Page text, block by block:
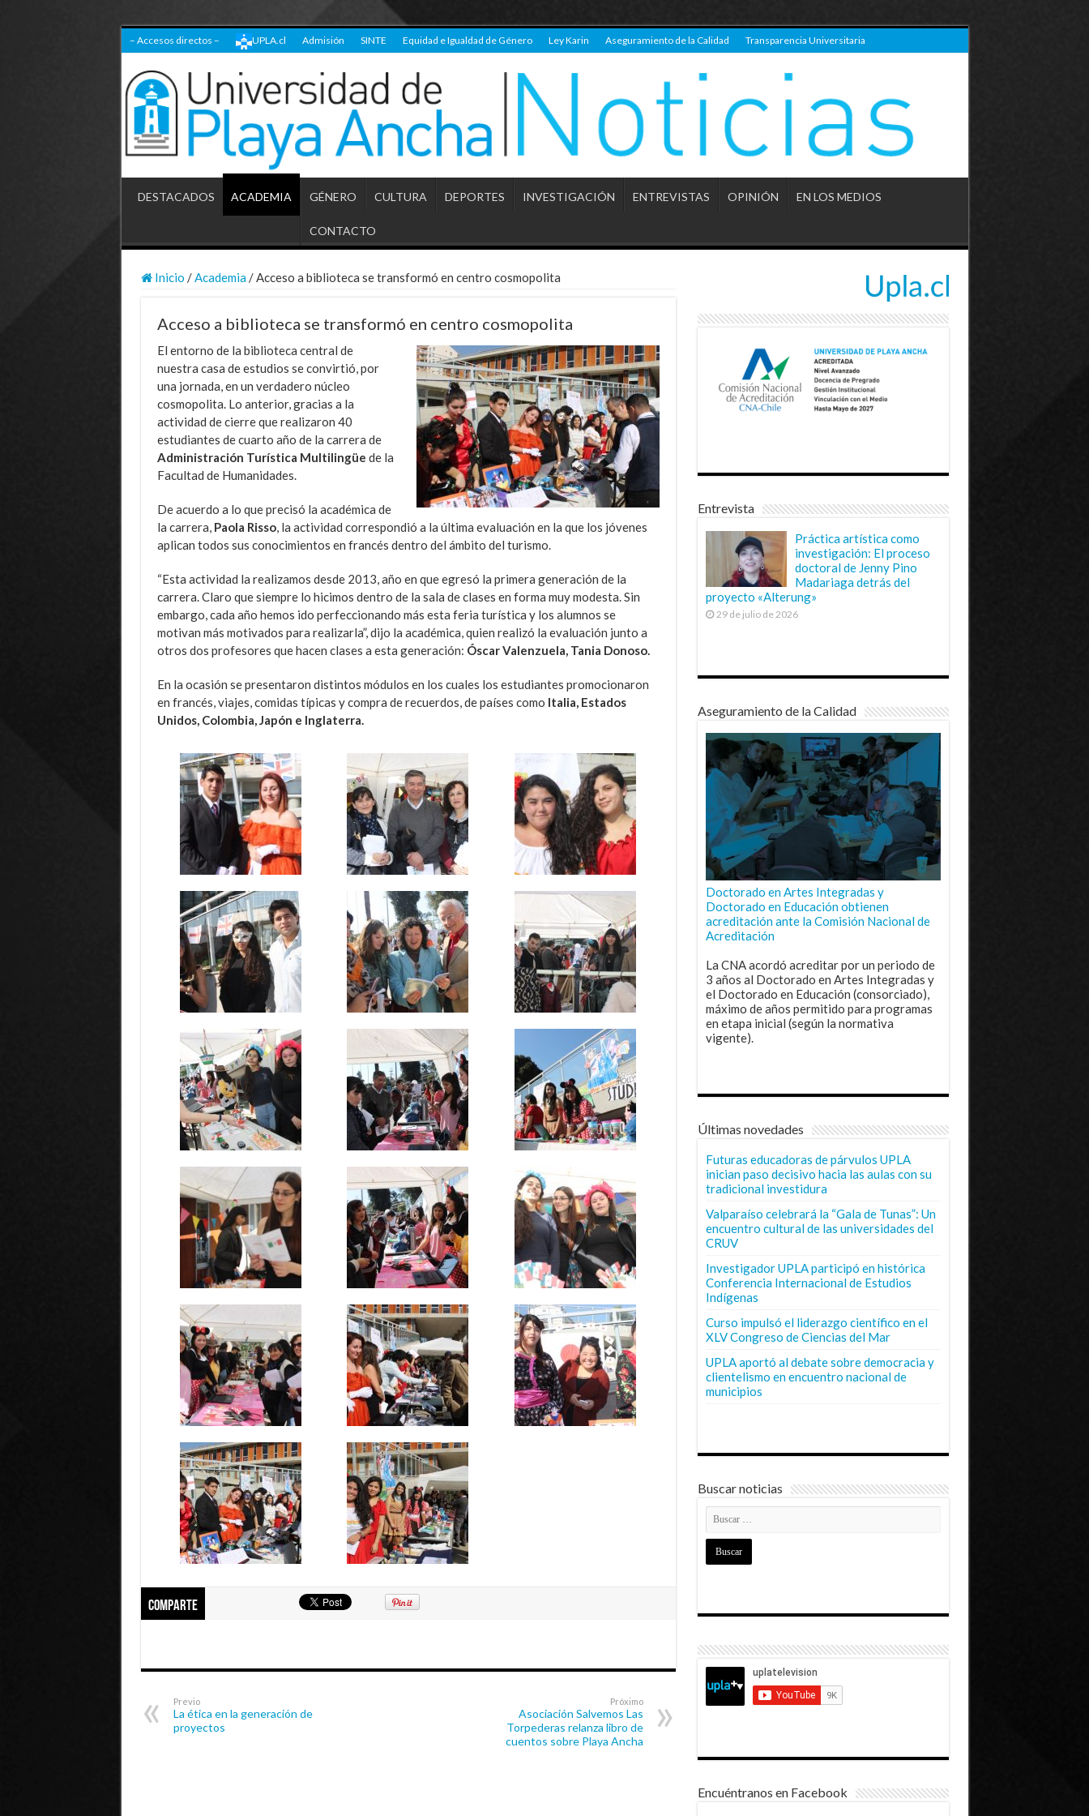
– Accesos directos – UPLA.cl Admisión SINTE Equidad e Igualdad de Género Ley Karin Aseguramiento de la Calidad Transparencia Universitaria
DESTACADOS ACADEMIA GÉNERO CULTURA DEPORTES INVESTIGACIÓN ENTREVISTAS OPINIÓN EN LOS MEDIOS
CONTACTO
Inicio / Academia / Acceso a biblioteca se transformó en centro cosmopolita
Acceso a biblioteca se transformó en centro cosmopolita
El entorno de la biblioteca central de
nuestra casa de estudios se convirtió, por
una jornada, en un verdadero núcleo
cosmopolita. Lo anterior, gracias a la
actividad de cierre que realizaron 40
estudiantes de cuarto año de la carrera de
Administración Turística Multilingüe de la
Facultad de Humanidades.
De acuerdo a lo que precisó la académica de
la carrera, Paola Risso, la actividad correspondió a la última evaluación en la que los jóvenes
aplican todos sus conocimientos en francés dentro del ámbito del turismo.
“Esta actividad la realizamos desde 2013, año en que egresó la primera generación de la
carrera. Claro que siempre lo hicimos dentro de la sala de clases en forma muy modesta. Sin
embargo, cada año hemos ido perfeccionando más esta feria turística y los alumnos se
motivan más motivados para realizarla”, dijo la académica, quien realizó la evaluación junto a
otros dos profesores que hacen clases a esta generación: Óscar Valenzuela, Tania Donoso.
En la ocasión se presentaron distintos módulos en los cuales los estudiantes promocionaron
en francés, viajes, comidas típicas y compra de recuerdos, de países como Italia, Estados
Unidos, Colombia, Japón e Inglaterra.
Comparte
Previo
La ética en la generación de
proyectos
Próximo
Asociación Salvemos Las
Torpederas relanza libro de
cuentos sobre Playa Ancha
Entrevista
Práctica artística como
investigación: El proceso
doctoral de Jenny Pino
Madariaga detrás del
proyecto «Alterung»
29 de julio de 2026
Aseguramiento de la Calidad
Doctorado en Artes Integradas y
Doctorado en Educación obtienen
acreditación ante la Comisión Nacional de
Acreditación
La CNA acordó acreditar por un periodo de
3 años al Doctorado en Artes Integradas y
el Doctorado en Educación (consorciado),
máximo de años permitido para programas
en etapa inicial (según la normativa
vigente).
Últimas novedades
Futuras educadoras de párvulos UPLA
inician paso decisivo hacia las aulas con su
tradicional investidura
Valparaíso celebrará la “Gala de Tunas”: Un
encuentro cultural de las universidades del
CRUV
Investigador UPLA participó en histórica
Conferencia Internacional de Estudios
Indígenas
Curso impulsó el liderazgo científico en el
XLV Congreso de Ciencias del Mar
UPLA aportó al debate sobre democracia y
clientelismo en encuentro nacional de
municipios
Buscar noticias
Encuéntranos en Facebook